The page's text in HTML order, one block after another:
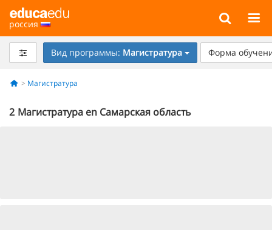
россия
Вид программы: Магистратура Форма
Магистратура
2 Магистратура en Самарская область